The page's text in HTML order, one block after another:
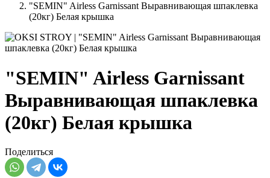
"SEMIN" Airless Garnissant Выравнивающая шпаклевка
(20кг) Белая крышка
"SEMIN" Airless Garnissant
Выравнивающая шпаклевка
(20кг) Белая крышка
Поделиться